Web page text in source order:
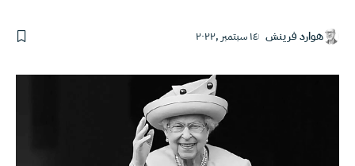
هوارد فرينش ١٤ سبتمبر ,٢٠٢٢